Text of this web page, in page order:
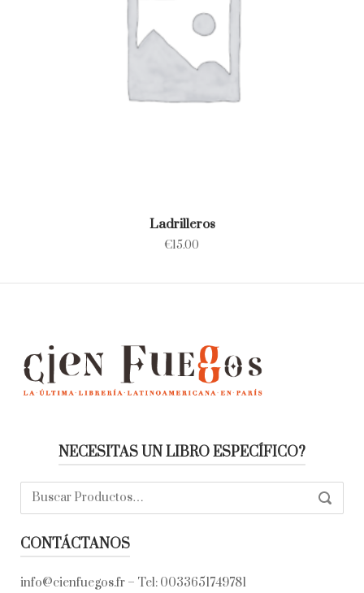
Ladrilleros
€15.00
NECESITAS UN LIBRO ESPECÍFICO?
Buscar:
CONTÁCTANOS
info@cienfuegos.fr – Tel: 0033651749781